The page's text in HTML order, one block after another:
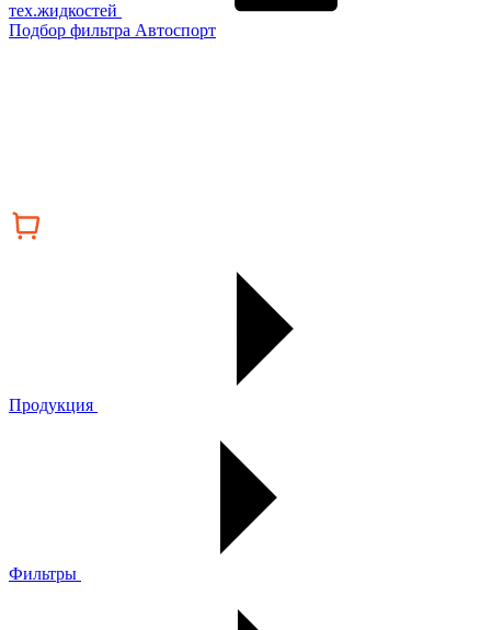
тех.жидкостей
Подбор фильтра Автоспорт
Продукция
Фильтры